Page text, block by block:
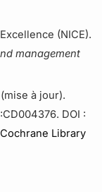
(NICE).
management
(mise à jour).
DOI :
Cochrane Library